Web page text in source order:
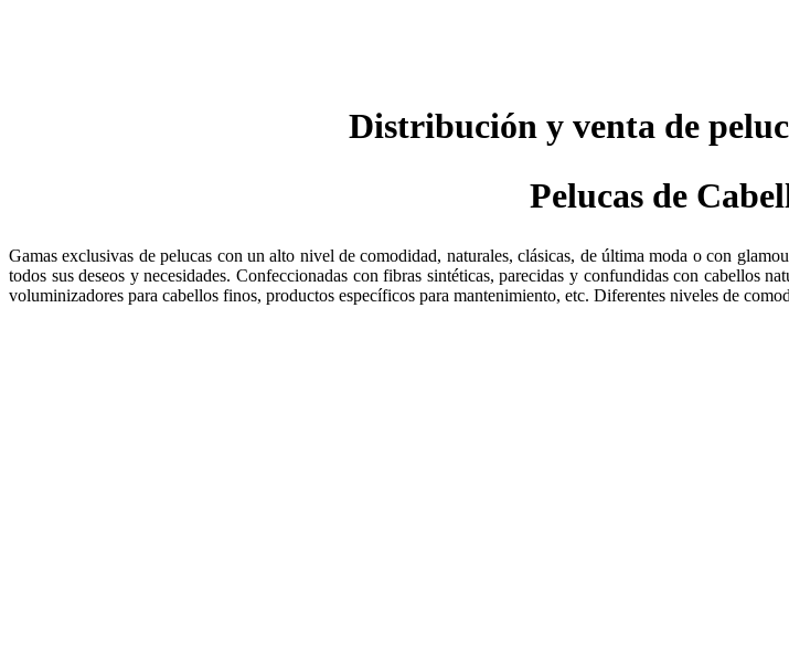
Distribución y venta de
Pelucas de
Gamas exclusivas de pelucas con un alto nivel de comodidad, naturales, clásicas, de última moda o con
todos sus deseos y necesidades. Confeccionadas con fibras sintéticas, parecidas y confundidas con cabellos
voluminizadores para cabellos finos, productos específicos para mantenimiento, etc. Diferentes niveles de